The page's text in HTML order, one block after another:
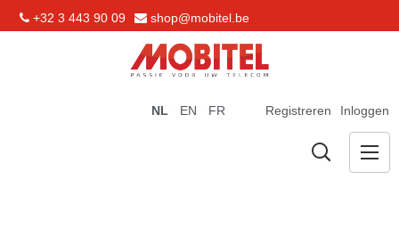
+32 3 443 90 09 shop@mobitel.be
Registreren Inloggen
NL EN FR